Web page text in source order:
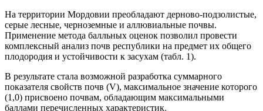
На территории Мордовии преобладают дерново-подзолистые,
серые лесные, черноземные и аллювиальные почвы.
Применение метода балльных оценок позволил провести
комплексный анализ почв республики на предмет их общего
плодородия и устойчивости к засухам (табл. 1).
В результате стала возможной разработка суммарного
показателя свойств почв (V), максимальное значение которого
(1,0) присвоено почвам, обладающим максимальными
баллами перечисленных характеристик.